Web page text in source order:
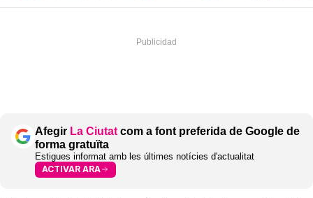
Afegir La Ciutat com a font preferida de Google de
forma gratuïta
Estigues informat amb les últimes notícies d'actualitat
ACTIVAR ARA